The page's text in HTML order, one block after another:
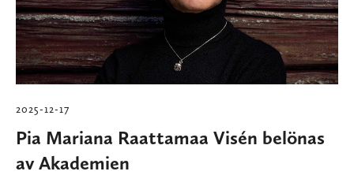
2025-12-17
Pia Mariana Raattamaa Visén belönas
av Akademien